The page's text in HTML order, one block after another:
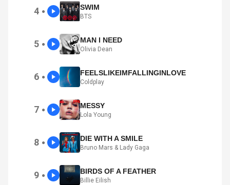
4 ● SWIM
BTS
5 ● MAN I NEED
Olivia Dean
6 ● FEELSLIKEIMFALLINGINLOVE
Coldplay
7 ● MESSY
Lola Young
8 ● DIE WITH A SMILE
Bruno Mars & Lady Gaga
9 ● BIRDS OF A FEATHER
Billie Eilish